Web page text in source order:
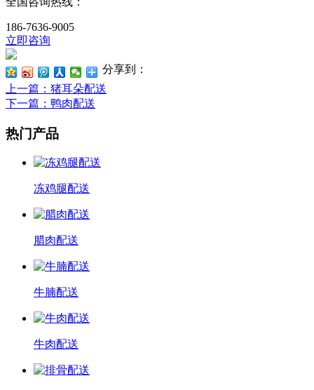
186-7636-9005
立即咨询
分享到：
上一篇 ：猪耳朵配送
下一篇 ：鸭肉配送
热门产品
冻鸡腿配送
腊肉配送
牛腩配送
牛肉配送